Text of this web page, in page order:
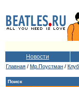
Новости
Главная / Мр.Поустман / Клуб
Поиск